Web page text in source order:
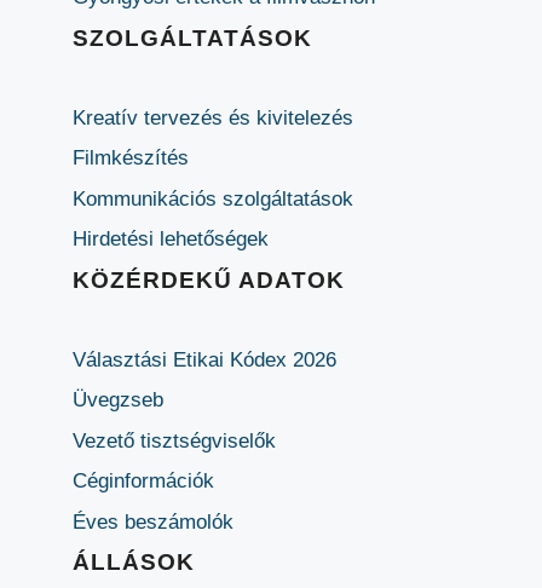
SZOLGÁLTATÁSOK
Kreatív tervezés és kivitelezés
Filmkészítés
Kommunikációs szolgáltatások
Hirdetési lehetőségek
KÖZÉRDEKŰ ADATOK
Választási Etikai Kódex 2026
Üvegzseb
Vezető tisztségviselők
Céginformációk
Éves beszámolók
ÁLLÁSOK